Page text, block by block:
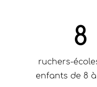
8
ruchers-
enfants de 8 à